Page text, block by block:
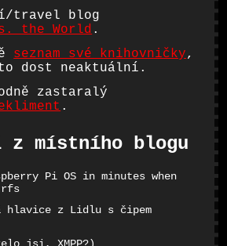
travel blog
the World .
seznam své knihovničky,
dost neaktuální.
zastaralý
.
z místního blogu
Pi OS in minutes when
hlavice z Lidlu s čipem